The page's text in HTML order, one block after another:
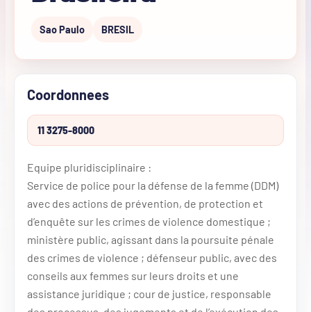
Sao Paulo BRESIL
Coordonnees
11 3275-8000
Equipe pluridisciplinaire :
Service de police pour la défense de la femme (DDM)
avec des actions de prévention, de protection et
d’enquête sur les crimes de violence domestique ;
ministère public, agissant dans la poursuite pénale
des crimes de violence ; défenseur public, avec des
conseils aux femmes sur leurs droits et une
assistance juridique ; cour de justice, responsable